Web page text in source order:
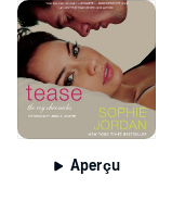
Aperçu